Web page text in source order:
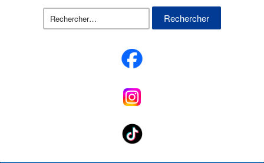
Rechercher :